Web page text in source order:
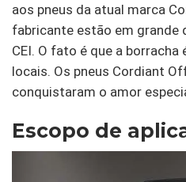
aos pneus da atual marca
fabricante estão em grande
CEI. O fato é que a
locais. Os pneus Cordiant
conquistaram o amor
Escopo de